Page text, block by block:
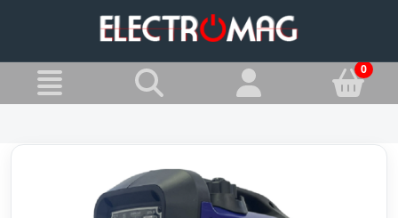
AGREGATY PRĄDOTWÓRCZE